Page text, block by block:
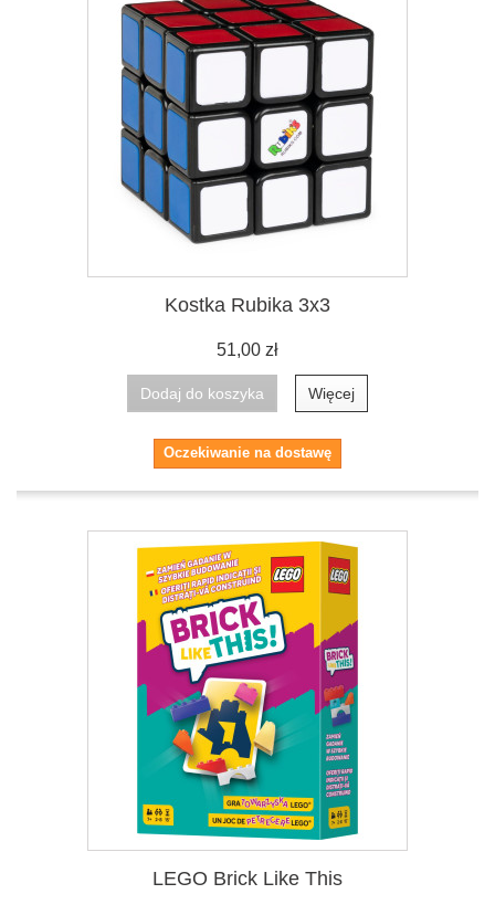
Kostka Rubika 3x3
51,00 zł
Dodaj do koszyka Więcej
Oczekiwanie na dostawę
LEGO Brick Like This